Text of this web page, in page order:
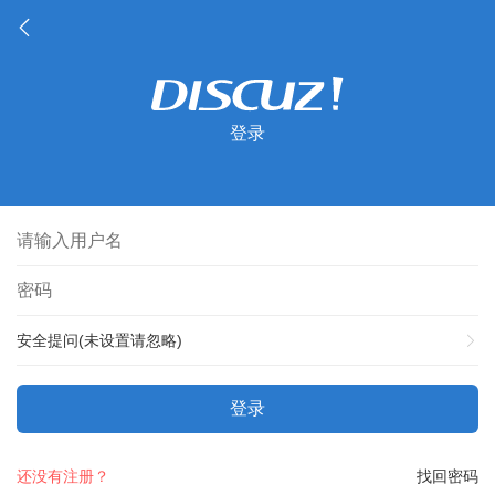
登录
安全提问(未设置请忽略)
登录
找回密码
还没有注册？